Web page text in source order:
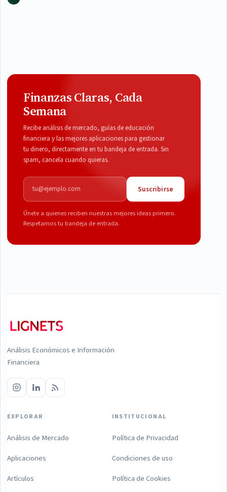
Finanzas Claras, Cada
Semana
Recibe análisis de mercado, guías de educación
financiera y las mejores aplicaciones para gestionar
tu dinero, directamente en tu bandeja de entrada. Sin
spam, cancela cuando quieras.
Correo electrónico
Suscribirse
Únete a quienes reciben nuestras mejores ideas primero.
Respetamos tu bandeja de entrada.
Análisis Económicos e Información
Financiera
EXPLORAR
Análisis de Mercado
Aplicaciones
Artículos
INSTITUCIONAL
Política de Privacidad
Condiciones de uso
Política de Cookies